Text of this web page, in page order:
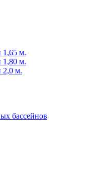
м.
м.
м.
бассейнов